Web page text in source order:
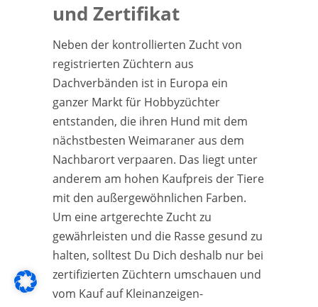
und Zertifikat
Neben der kontrollierten Zucht von
registrierten Züchtern aus
Dachverbänden ist in Europa ein
ganzer Markt für Hobbyzüchter
entstanden, die ihren Hund mit dem
nächstbesten Weimaraner aus dem
Nachbarort verpaaren. Das liegt unter
anderem am hohen Kaufpreis der Tiere
mit den außergewöhnlichen Farben.
Um eine artgerechte Zucht zu
gewährleisten und die Rasse gesund zu
halten, solltest Du Dich deshalb nur bei
zertifizierten Züchtern umschauen und
vom Kauf auf Kleinanzeigen-